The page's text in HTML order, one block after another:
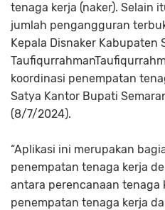
tenaga kerja (naker). Selain
jumlah pengangguran
Kepala Disnaker Kabupaten
koordinasi penempatan
Satya Kantor Bupati
(8/7/2024).
“Aplikasi ini merupakan
penempatan tenaga kerja
antara perencanaan tenaga
penempatan tenaga kerja